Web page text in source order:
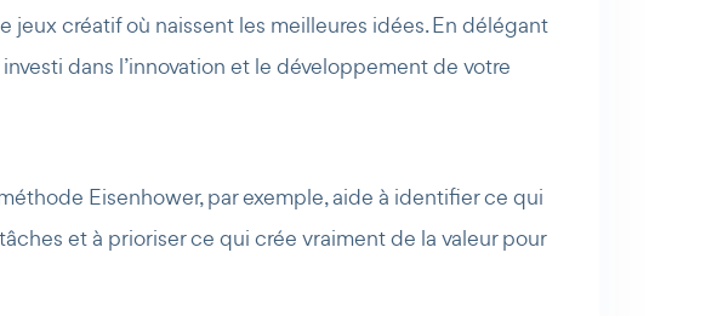
créatif où naissent les meilleures idées. En délégant
dans l’innovation et le développement de votre
Eisenhower, par exemple, aide à identifier ce qui
et à prioriser ce qui crée vraiment de la valeur pour